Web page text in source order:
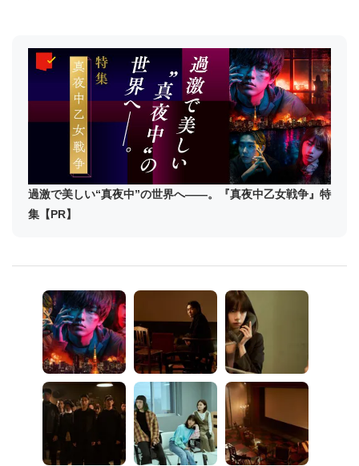
過激で美しい“真夜中”の世界へ――。『真夜中乙女戦争』特
集【PR】